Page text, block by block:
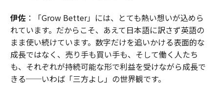
伊佐：「Grow Better」には、とても熱い想いが込めら
れています。だからこそ、あえて日本語に訳さず英語の
まま使い続けています。数字だけを追いかける表面的な
成長ではなく、売り手も買い手も、そして働く人たち
も、それぞれが持続可能な形で利益を受けながら成長で
きる──いわば「三方よし」の世界観です。